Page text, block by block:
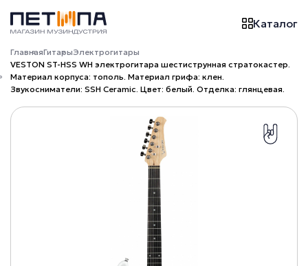
Каталог
ГлавнаяГитарыЭлектрогитары
VESTON ST-HSS WH электрогитара шестиструнная стратокастер.
Материал корпуса: тополь. Материал грифа: клен.
Звукосниматели: SSH Ceramic. Цвет: белый. Отделка: глянцевая.